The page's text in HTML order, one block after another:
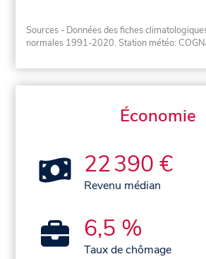
Sources - Données des fiches
normales 1991-2020. Station météo:
Économie
22 390 €
Revenu médian
6,5 %
Taux de chômage